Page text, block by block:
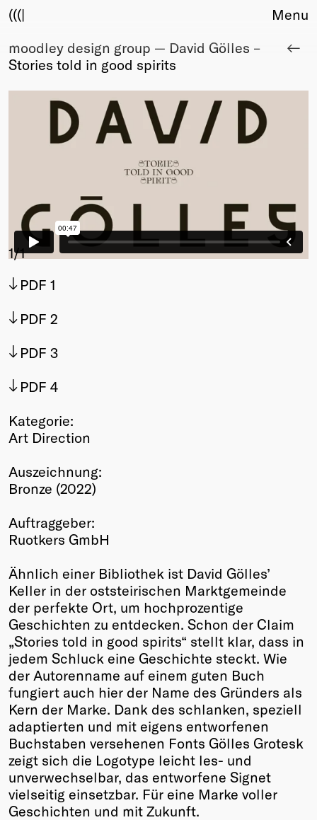
(((|
About
Club
Sponsors
Fair Work
Past
Membership
Info
Young Creatives
2026
Annual
Menu
moodley design group — David Gölles –
Stories told in good spirits
1/1
PDF 1
PDF 2
PDF 3
PDF 4
Kategorie:
Art Direction
Auszeichnung:
Bronze (2022)
Auftraggeber:
Ruotkers GmbH
Ähnlich einer Bibliothek ist David Gölles’
Keller in der oststeirischen Marktgemeinde
der perfekte Ort, um hochprozentige
Geschichten zu entdecken. Schon der Claim
„Stories told in good spirits“ stellt klar, dass in
jedem Schluck eine Geschichte steckt. Wie
der Autorenname auf einem guten Buch
fungiert auch hier der Name des Gründers als
Kern der Marke. Dank des schlanken, speziell
adaptierten und mit eigens entworfenen
Buchstaben versehenen Fonts Gölles Grotesk
zeigt sich die Logotype leicht les- und
unverwechselbar, das entworfene Signet
vielseitig einsetzbar. Für eine Marke voller
Geschichten und mit Zukunft.